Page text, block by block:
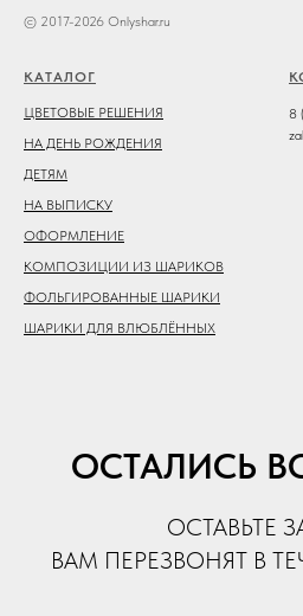
© 2017-2026 Onlyshar.ru
КАТАЛОГ
ЦВЕТОВЫЕ РЕШЕНИЯ
НА ДЕНЬ РОЖДЕНИЯ
ДЕТЯМ
НА ВЫПИСКУ
ОФОРМЛЕНИЕ
КОМПОЗИЦИИ ИЗ ШАРИКОВ
ФОЛЬГИРОВАННЫЕ ШАРИКИ
ШАРИКИ ДЛЯ ВЛЮБЛЁННЫХ
8
ОСТАЛИСЬ
ОСТАВЬТЕ
ВАМ ПЕРЕЗВОНЯТ В